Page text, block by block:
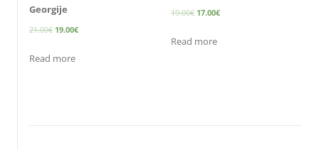
Georgije
21.00€ 19.00€
Read more
19.00€ 17.00€
Read more